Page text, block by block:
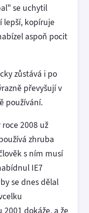
se uchytil
lepší, kopíruje
aspoň pocit
zůstává i po
převyšují v
používání.
roce 2008 už
zhruba
s ním musí
IE7
se dnes dělal
dokáže, a že